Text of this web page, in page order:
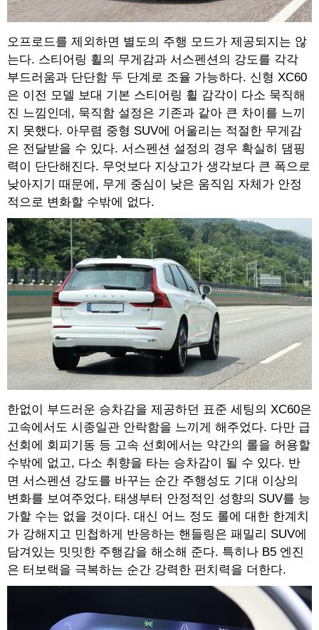
오프로드를 제외하면 별도의 주행 모드가 제공되지는 않
는다. 스티어링 휠의 무게감과 서스펜션의 강도를 각각
부드러움과 단단함 두 단계로 조율 가능하다. 신형 XC60
은 이전 모델 보대 기본 스티어링 휠 감각이 다소 묵직해
진 느낌인데, 묵직함 설정은 기존과 같아 큰 차이를 느끼
지 못했다. 아무렴 중형 SUV에 어울리는 적절한 무게감
은 전달받을 수 있다. 서스펜션 설정의 경우 확실히 댐핑
력이 단단해진다. 무엇보다 지상고가 생각보다 큰 폭으로
낮아지기 때문에, 무게 중심이 낮은 움직임 자체가 안정
적으로 변화할 수밖에 없다.
한없이 부드러운 승차감을 제공하던 표준 세팅의 XC60은
고속에서도 시종일관 안락함을 느끼게 해주었다. 다만 급
선회에 회피기동 등 고속 선회에서는 약간의 롤을 허용할
수밖에 없고, 다소 취향을 타는 승차감이 될 수 있다. 반
면 서스펜션 강도를 바꾸는 순간 주행성도 기대 이상의
변화를 보여주었다. 태생부터 안정적인 성향의 SUV를 능
가할 수는 없을 것이다. 대신 어느 정도 롤에 대한 한계치
가 강해지고 민첩하게 반응하는 핸들링은 패밀리 SUV에
담겨있는 밋밋한 주행감을 해소해 준다. 특히나 B5 엔진
은 터보랙을 극복하는 순간 강력한 펀치력을 더한다.